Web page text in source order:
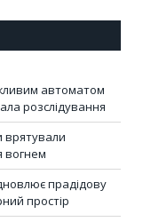
автоматом
розслідування
врятували
вогнем
прадідову
простір